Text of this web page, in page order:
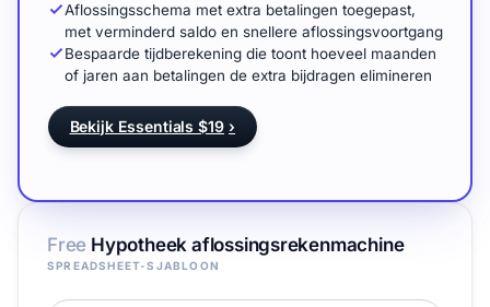
Free Hypotheek aflossingsrekenmachine
SPREADSHEET-SJABLOON
Aflossingsschema met extra betalingen toegepast,
met verminderd saldo en snellere aflossingsvoortgang
Bespaarde tijdberekening die toont hoeveel maanden
of jaren aan betalingen de extra bijdragen elimineren
Bekijk Essentials $19 ›